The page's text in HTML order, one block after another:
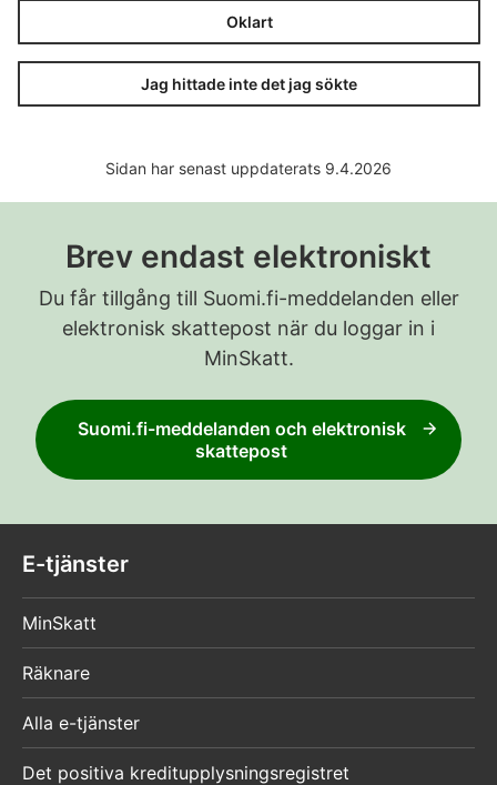
Oklart
Jag hittade inte det jag sökte
Sidan har senast uppdaterats 9.4.2026
Brev endast elektroniskt
Du får tillgång till Suomi.fi-meddelanden eller
elektronisk skattepost när du loggar in i
MinSkatt.
Suomi.fi-meddelanden och elektronisk
skattepost
E-tjänster
MinSkatt
Räknare
Alla e-tjänster
Det positiva kreditupplysningsregistret